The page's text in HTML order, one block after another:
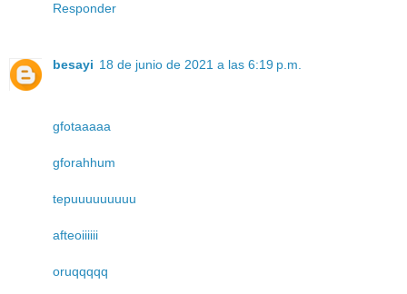
Responder
besayi 18 de junio de 2021 a las 6:19 p.m.
gfotaaaaa
gforahhum
tepuuuuuuuuu
afteoiiiiii
oruqqqqq